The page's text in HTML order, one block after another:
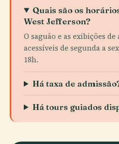
Quais são os
West Jefferson?
O saguão e as exibições
acessíveis de segunda a
18h.
Há taxa de
Há tours guiados